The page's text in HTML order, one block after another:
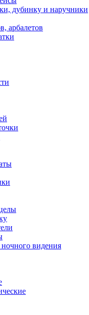
дубинку и наручники
арбалетов
видения